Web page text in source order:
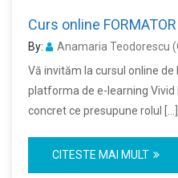
Curs online FORMATOR
By: Anamaria Teodorescu
Vă invităm la cursul online de
platforma de e-learning Vivid
concret ce presupune rolul […]
CITESTE MAI MULT